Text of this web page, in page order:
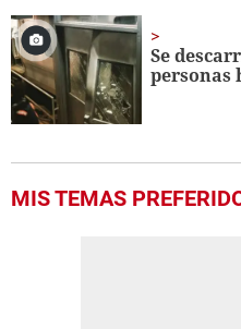
Se
personas
MIS TEMAS